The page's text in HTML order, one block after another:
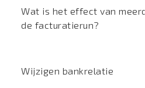
Wat is het effect van
de facturatierun?
Wijzigen bankrelatie